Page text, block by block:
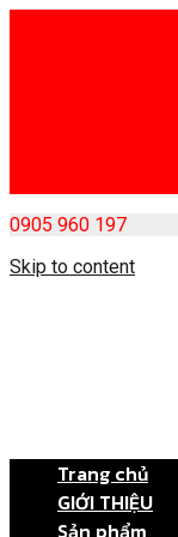
0905 960 197
Skip to content
Trang chủ
GIỚI THIỆU
Sản phẩm